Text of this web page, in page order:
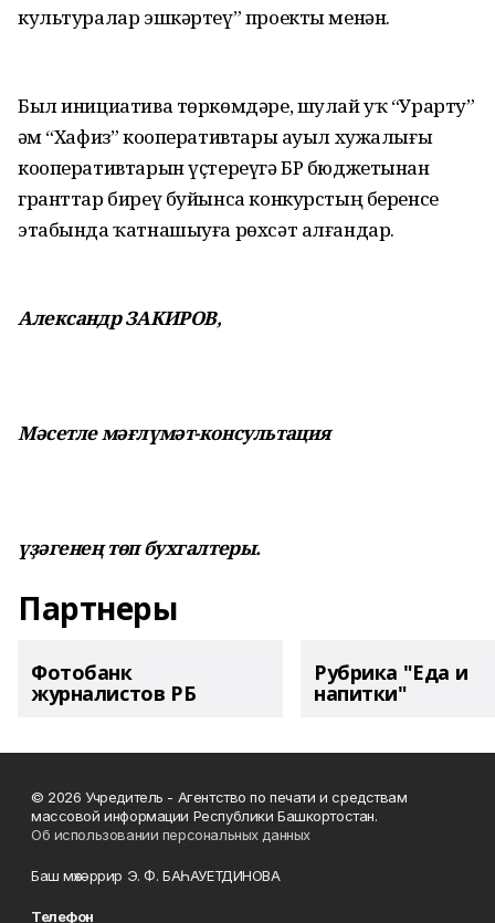
культуралар эшкәртеү” проекты менән.
Был инициатива төркөмдәре, шулай уҡ “Урарту”
һәм “Хафиз” кооперативтары ауыл хужалығы
кооперативтарын үҫтереүгә БР бюджетынан
гранттар биреү буйынса конкурстың беренсе
этабында ҡатнашыуға рөхсәт алғандар.
Александр ЗАКИРОВ,
Мәсетле мәғлүмәт-консультация
үҙәгенең төп бухгалтеры.
Партнеры
Фотобанк
журналистов РБ
Рубрика "Еда и
напитки"
© 2026 Учредитель - Агентство по печати и средствам
массовой информации Республики Башкортостан.
Об использовании персональных данных
Баш мөхәррир Э. Ф. БАҺАУЕТДИНОВА
Телефон